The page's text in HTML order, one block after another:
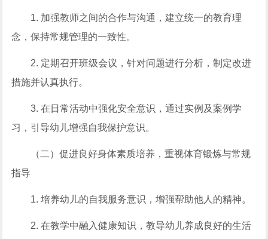
1. 加强教师之间的合作与沟通，建立统一的教育理
念，保持常规管理的一致性。
2. 定期召开班级会议，针对问题进行分析，制定改进
措施并认真执行。
3. 在日常活动中强化安全意识，通过实例及案例学
习，引导幼儿增强自我保护意识。
（二）促进良好身体素质培养，重视体育锻炼与常规
指导
1. 培养幼儿的自我服务意识，增强帮助他人的精神。
2. 在教学中融入健康知识，教导幼儿养成良好的生活